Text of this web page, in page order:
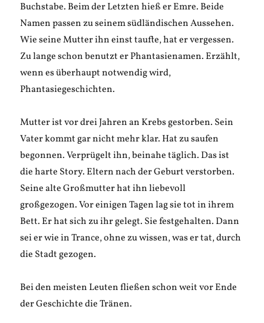
Buchstabe. Beim der Letzten hieß er Emre. Beide
Namen passen zu seinem südländischen Aussehen.
Wie seine Mutter ihn einst taufte, hat er vergessen.
Zu lange schon benutzt er Phantasienamen. Erzählt,
wenn es überhaupt notwendig wird,
Phantasiegeschichten.
Mutter ist vor drei Jahren an Krebs gestorben. Sein
Vater kommt gar nicht mehr klar. Hat zu saufen
begonnen. Verprügelt ihn, beinahe täglich. Das ist
die harte Story. Eltern nach der Geburt verstorben.
Seine alte Großmutter hat ihn liebevoll
großgezogen. Vor einigen Tagen lag sie tot in ihrem
Bett. Er hat sich zu ihr gelegt. Sie festgehalten. Dann
sei er wie in Trance, ohne zu wissen, was er tat, durch
die Stadt gezogen.
Bei den meisten Leuten fließen schon weit vor Ende
der Geschichte die Tränen.